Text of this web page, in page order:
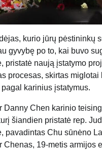
kurio jūrų pėstininkų
gyvybę po to, kai buvo
pristatė naują įstatymo
procesas, skirtas miglotai
karinius įstatymus.
Danny Chen karinio
šiandien pristatė rep.
pavadintas Chu sūnėno
Chenas, 19-metis armijos